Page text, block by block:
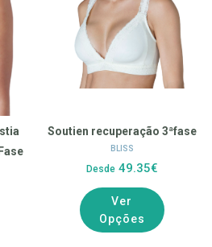
Soutien recuperação 3ªfase
BLISS
Desde49.35€
Ver
Opções